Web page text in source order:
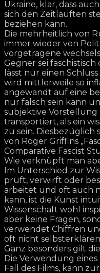
Ukraine, klar, dass
sich den Zeitläuften
beziehen kann.
Die mehrheitlich von
immer wieder von
vorgetragene
Gegner sei
lässt nur einen
wird mittlerweile so
angewandt auf eine
nur falsch sein kann
subjektive Vorstellung
transportiert, als ein
zu sein. Diesbezüglich
von Roger Griffins
Comparative Fascist
Wie verknüpft man
Im Unterschied zur
prüft, verwirft oder
arbeitet und oft auch
kann, ist die Kunst
Wissenschaft wohl
aber keine Fragen,
verwendet Chiffren
oft nicht
Ganz besonders gilt
Die Verwendung
Fall des Films, kann